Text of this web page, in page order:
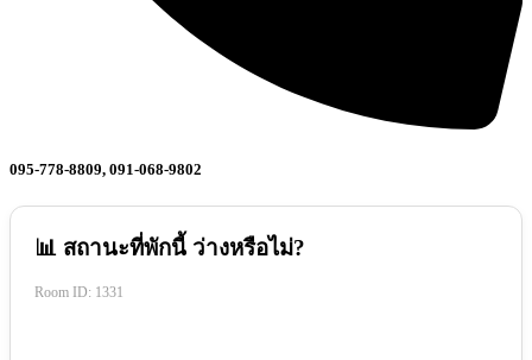
095-778-8809, 091-068-9802
📊 สถานะที่พักนี้ ว่างหรือไม่?
Room ID: 1331